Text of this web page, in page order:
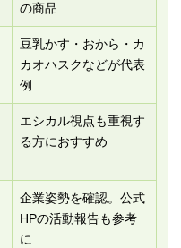
の商品
豆乳かす・おから・カ
カオハスクなどが代表
例
エシカル視点も重視す
る方におすすめ
企業姿勢を確認。公式
HPの活動報告も参考
に